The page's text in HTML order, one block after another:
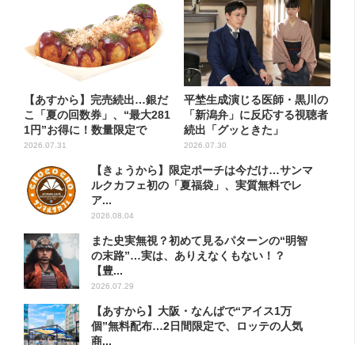
【あすから】完売続出…銀だ
こ「夏の回数券」、“最大281
1円”お得に！数量限定で
2026.07.31
平埜生成演じる医師・黒川の
「新潟弁」に反応する視聴者
続出「グッときた」
2026.07.30
【きょうから】限定ポーチは今だけ…サンマ
ルクカフェ初の「夏福袋」、実質無料でレ
ア...
2026.08.04
また史実無視？初めて見るパターンの“明智
の末路”…実は、ありえなくもない！？
【豊...
2026.07.29
【あすから】大阪・なんばで“アイス1万
個”無料配布…2日間限定で、ロッテの人気
商...